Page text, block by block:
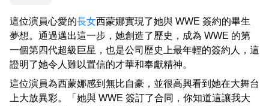
這位演員心愛的長女西蒙娜實現了她與 WWE 簽約的畢生
夢想。通過邁出這一步，她創造了歷史，成為 WWE 的第
一個第四代超級巨星，也是公司歷史上最年輕的簽約人，這
證明了她令人難以置信的才華和奉獻精神。
這位演員為西蒙娜感到無比自豪，並很高興看到她在大舞台
上大放異彩。「她與 WWE 簽訂了合同，你知道這讓我大